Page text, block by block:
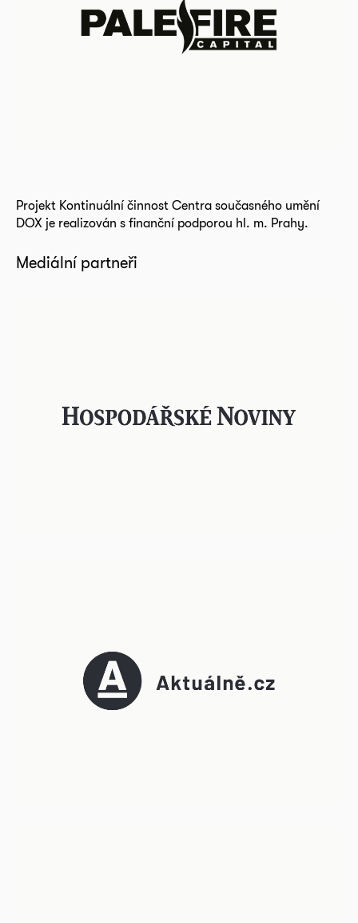
Projekt Kontinuální činnost Centra současného umění
DOX je realizován s finanční podporou hl. m. Prahy.
Mediální partneři